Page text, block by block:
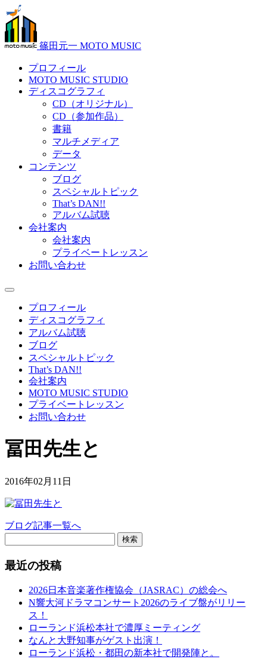
篠田元一 MOTO MUSIC
プロフィール
MOTO MUSIC STUDIO
ディスコグラフィ
CD（オリジナル）
CD（参加作品）
書籍
マルチメディア
データ
コンテンツ
ブログ
スペシャルトピック
That’s DAN!!
アルバム試聴
会社案内
会社案内
プライベートレッスン
お問い合わせ
プロフィール
ディスコグラフィ
アルバム試聴
ブログ
スペシャルトピック
That’s DAN!!
会社案内
MOTO MUSIC STUDIO
プライベートレッスン
お問い合わせ
冨田先生と
2016年02月11日
ブログ記事一覧へ
検索
最近の投稿
2026日本音楽著作権協会（JASRAC）の総会へ
N響大河ドラマコンサート2026のライブ盤がリリー
ス！
ローランド浜松本社で濃厚ミーティング
なんと大野知事がゲスト出演！
ローランド浜松・都田の新本社で開発陣と。